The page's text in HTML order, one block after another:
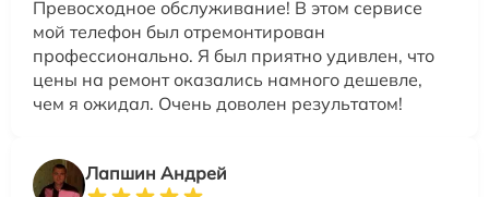
Превосходное обслуживание! В этом сервисе
мой телефон был отремонтирован
профессионально. Я был приятно удивлен, что
цены на ремонт оказались намного дешевле,
чем я ожидал. Очень доволен результатом!
Лапшин Андрей